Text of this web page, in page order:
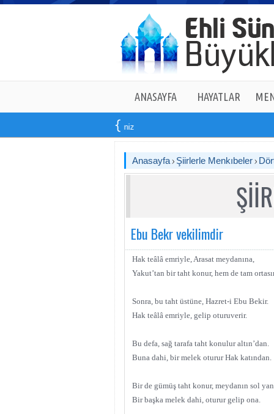
ANASAYFA HAYATLAR
Anasayfa Şiirlerle Menkıbeler
Ebu Bekr vekilimdir
Hak teâlâ emriyle, Arasat meydanına,
Yakut’tan bir taht konur, hem de tam
Sonra, bu taht üstüne, Hazret-i Ebu Bekir.
Hak teâlâ emriyle, gelip oturuverir.
Bu defa, sağ tarafa taht konulur altın’dan.
Buna dahi, bir melek oturur Hak katından.
Bir de gümüş taht konur, meydanın sol
Bir başka melek dahi, oturur gelip ona.